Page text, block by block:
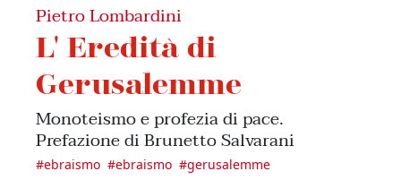
Pietro Lombardini
L' Eredità di
Gerusalemme
Monoteismo e profezia di pace.
Prefazione di Brunetto Salvarani
#ebraismo #ebraismo #gerusalemme